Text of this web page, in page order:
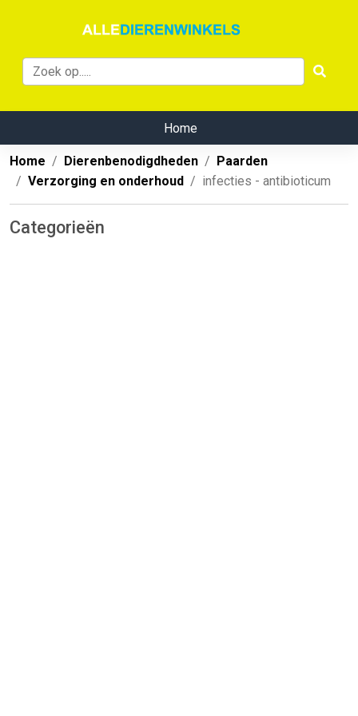
Home
Home Dierenbenodigdheden
Paarden
Verzorging en onderhoud
infecties - antibioticum
Categorieën